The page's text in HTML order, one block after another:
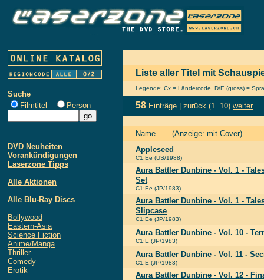
Suche
Filmtitel
Person
DVD Neuheiten
Vorankündigungen
Laserzone Tipps
Alle Aktionen
Alle Blu-Ray Discs
Bollywood
Eastern-Asia
Science Fiction
Anime/Manga
Thriller
Comedy
Erotik
Liste aller Titel mit
Legende: Cx = Ländercode, D/E (gross) =
58 Einträge | zurück (1..10) weiter
Name (Anzeige: mit Cover)
Appleseed
C1:Ee (US/1988)
Aura Battler Dunbine - Vol. 1 -
Set
C1:Ee (JP/1983)
Aura Battler Dunbine - Vol. 1 -
Slipcase
C1:Ee (JP/1983)
Aura Battler Dunbine - Vol. 10 -
C1:E (JP/1983)
Aura Battler Dunbine - Vol. 11 -
C1:E (JP/1983)
Aura Battler Dunbine - Vol. 12 -